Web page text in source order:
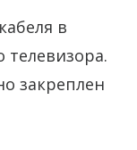
в
закреплен